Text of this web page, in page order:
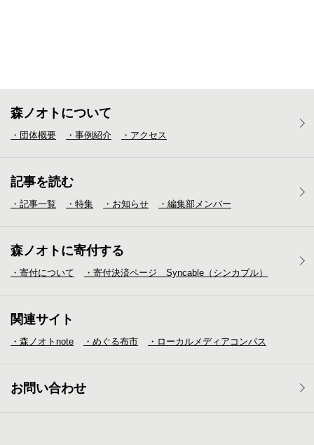
森ノオトについて
・団体概要 ・事例紹介 ・アクセス
記事を読む
・記事一覧 ・特集 ・お知らせ ・編集部メンバー
森ノオトに寄付する
・寄付について ・寄付決済ページ Syncable（シンカブル）
関連サイト
・森ノオトnote ・めぐる布市 ・ローカルメディア コンパス
お問い合わせ